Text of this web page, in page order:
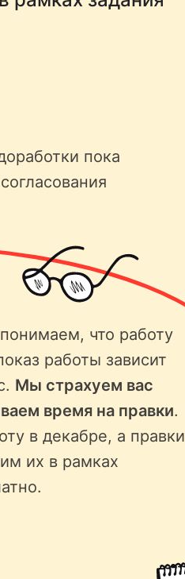
пока
что работу
работы зависит
Мы страхуем вас
время на правки.
в декабре, а правки
их в рамках